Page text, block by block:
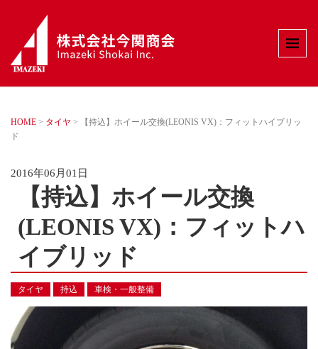
HOME > タイヤ >
【持込】ホイール交換(LEONIS VX)：フィットハイブリッ
ド
2016年06月01日
【持込】ホイール交換
(LEONIS VX)：フィットハ
イブリッド
タイヤ 持込 車検・一般整備